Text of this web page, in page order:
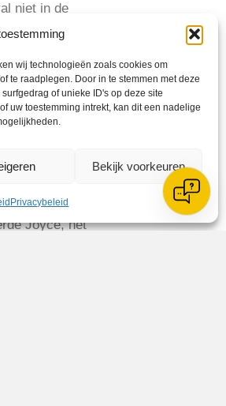
wij technologieën zoals cookies om
te raadplegen. Door in te stemmen met deze
of unieke ID's op deze site
uw toestemming intrekt, kan dit een nadelige
Bekijk voorkeuren
Privacybeleid
niet in de
en de
danig
kreeg
Judith (de
uiteen. Een
tot de 27-ste
de goal.
Joyce, net